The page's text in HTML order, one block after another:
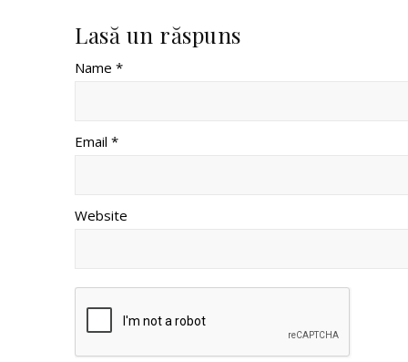
Lasă un răspuns
Name *
Email *
Website